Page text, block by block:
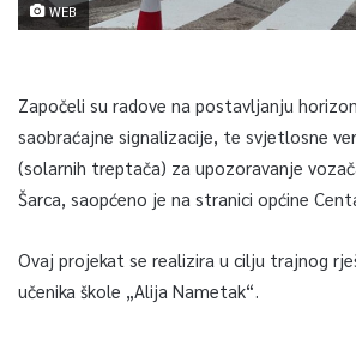
WEB
Započeli su radove na postavljanju
saobraćajne signalizacije, te svjetlosne
(solarnih treptača) za upozoravanje
Šarca, saopćeno je na stranici općine
Ovaj projekat se realizira u cilju trajnog
učenika škole „Alija Nametak“.